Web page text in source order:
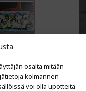
osalta mitään
kolmannen
voi olla upotteita